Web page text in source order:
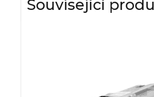
Související